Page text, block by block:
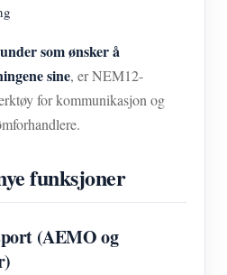
som ønsker å
sine, er NEM12-
for kommunikasjon og
funksjoner
(AEMO og